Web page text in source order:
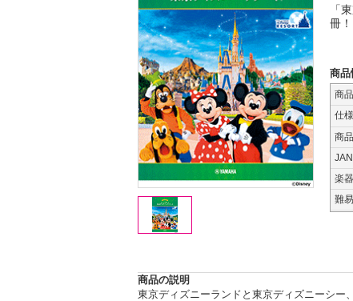
「
冊！
商品
商
仕様
商
楽器
難
商品の説明
東京ディズニーランドと東京ディズニーシー